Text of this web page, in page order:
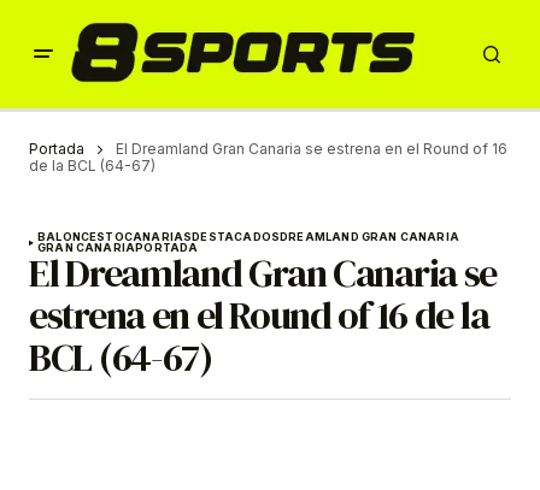
Portada
El Dreamland Gran Canaria se estrena en el Round of 16
de la BCL (64-67)
BALONCESTOCANARIASDESTACADOSDREAMLAND GRAN CANARIA
GRAN CANARIAPORTADA
El Dreamland Gran Canaria se
estrena en el Round of 16 de la
BCL (64-67)